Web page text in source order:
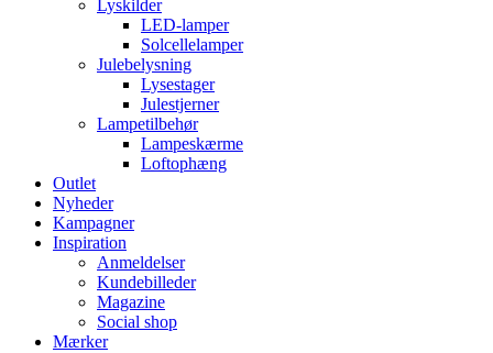
Lyskilder
LED-lamper
Solcellelamper
Julebelysning
Lysestager
Julestjerner
Lampetilbehør
Lampeskærme
Loftophæng
Outlet
Nyheder
Kampagner
Inspiration
Anmeldelser
Kundebilleder
Magazine
Social shop
Mærker